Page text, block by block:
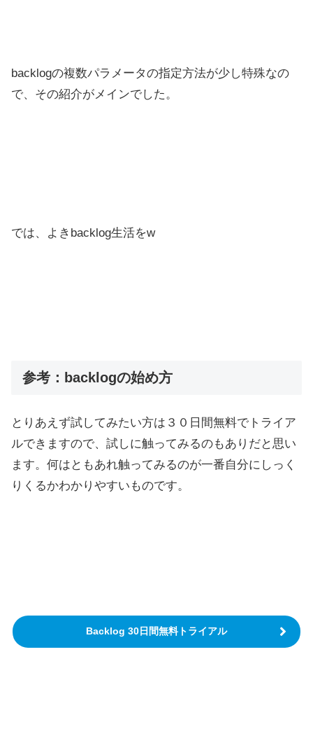
backlogの複数パラメータの指定方法が少し特殊なの
で、その紹介がメインでした。
では、よきbacklog生活をw
参考：backlogの始め方
とりあえず試してみたい方は３０日間無料でトライア
ルできますので、試しに触ってみるのもありだと思い
ます。何はともあれ触ってみるのが一番自分にしっく
りくるかわかりやすいものです。
Backlog 30日間無料トライアル